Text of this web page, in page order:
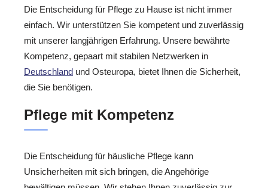
Die Entscheidung für Pflege zu Hause ist nicht immer
einfach. Wir unterstützen Sie kompetent und zuverlässig
mit unserer langjährigen Erfahrung. Unsere bewährte
Kompetenz, gepaart mit stabilen Netzwerken in
Deutschland und Osteuropa, bietet Ihnen die Sicherheit,
die Sie benötigen.
Pflege mit Kompetenz
Die Entscheidung für häusliche Pflege kann
Unsicherheiten mit sich bringen, die Angehörige